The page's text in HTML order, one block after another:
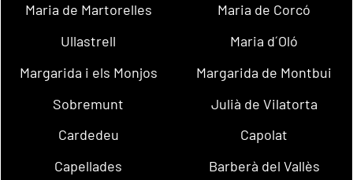
Maria de Martorelles
Maria de Corcó
Ullastrell
Maria d´Oló
Margarida i els Monjos
Margarida de Montbui
Sobremunt
Julià de Vilatorta
Cardedeu
Capolat
Capellades
Barberà del Vallès